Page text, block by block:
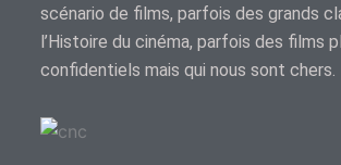
scénario de films, parfois des grands
l’Histoire du cinéma, parfois des films
confidentiels mais qui nous sont chers.